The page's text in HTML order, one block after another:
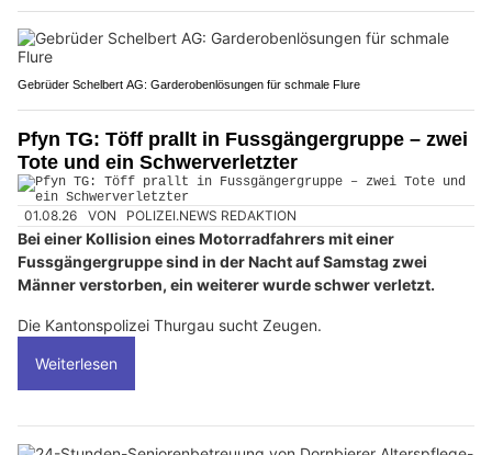
Gebrüder Schelbert AG: Garderobenlösungen für schmale Flure
Pfyn TG: Töff prallt in Fussgängergruppe – zwei
Tote und ein Schwerverletzter
01.08.26 VON POLIZEI.NEWS REDAKTION
Bei einer Kollision eines Motorradfahrers mit einer
Fussgängergruppe sind in der Nacht auf Samstag zwei
Männer verstorben, ein weiterer wurde schwer verletzt.
Die Kantonspolizei Thurgau sucht Zeugen.
Weiterlesen